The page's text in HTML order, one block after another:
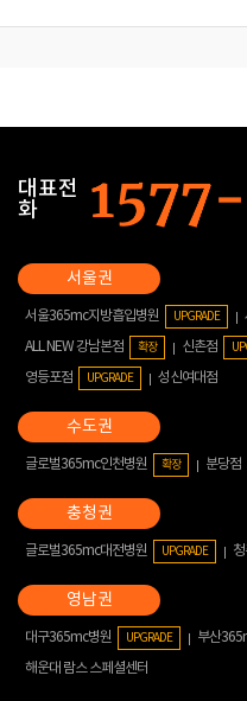
대표전
화
서울365mc지방흡입병원 UPGRADE
ALL NEW 강남본점 확장 신촌점
영등포점
UPGRADE 성신여대점
글로벌365mc인천병원 확장 분당점
글로벌365mc대전병원 UPGRADE
대구365mc병원 UPGRADE 부산
해운대 람스 스페셜센터